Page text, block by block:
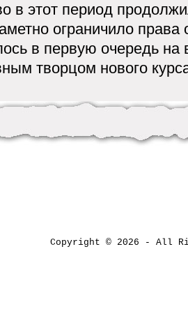
в этот период
ограничило права
в первую очередь
творцом нового
Copyright © 2026 - All